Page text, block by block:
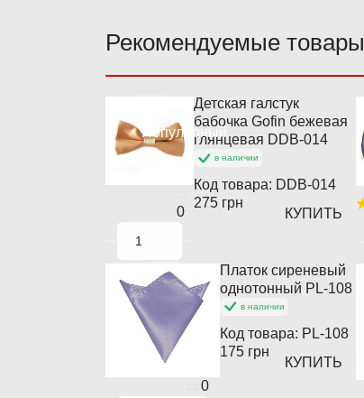
Рекомендуемые товары
Популярный
0
Детская галстук
бабочка Gofin бежевая
глянцевая DDB-014
в наличии
Код товара: DDB-014
275 грн
КУПИТЬ
0
Платок сиреневый
однотонный PL-108
в наличии
Код товара: PL-108
175 грн
КУПИТЬ